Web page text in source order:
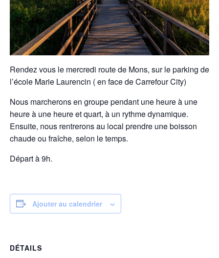
Rendez vous le mercredi route de Mons, sur le parking de
l’école Marie Laurencin ( en face de Carrefour City)
Nous marcherons en groupe pendant une heure à une
heure à une heure et quart, à un rythme dynamique.
Ensuite, nous rentrerons au local prendre une boisson
chaude ou fraîche, selon le temps.
Départ à 9h.
Ajouter au calendrier
DÉTAILS